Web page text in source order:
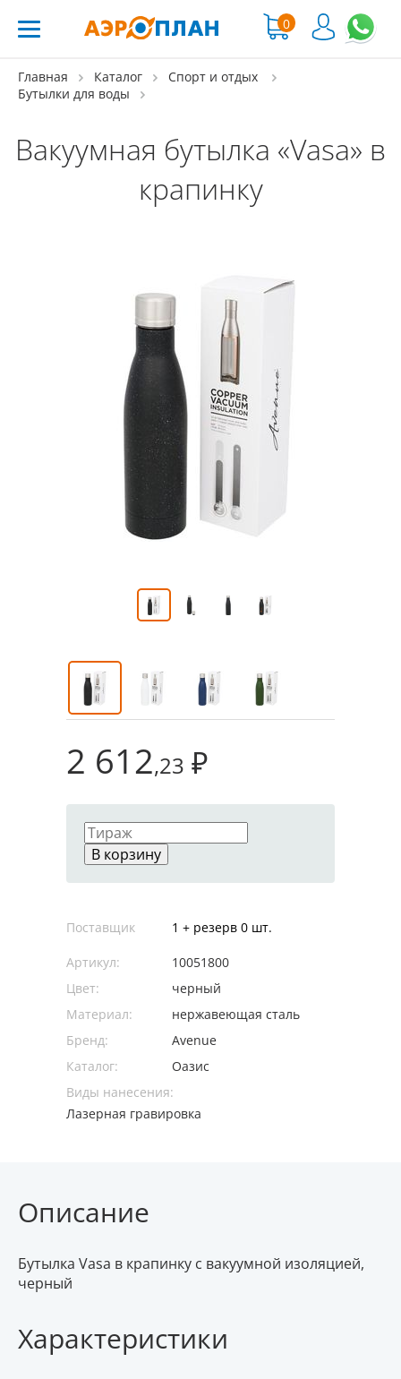
0
Главная Каталог
Спорт и отдых
Бутылки для воды
Вакуумная бутылка «Vasa» в
крапинку
2 612,23 ₽
В корзину
Поставщик 1 + резерв 0 шт.
Артикул:
10051800
Цвет:
черный
Материал:
нержавеющая cталь
Бренд:
Avenue
Каталог:
Оазис
Виды нанесения:
Лазерная гравировка
Описание
Бутылка Vasa в крапинку с вакуумной изоляцией,
черный
Характеристики